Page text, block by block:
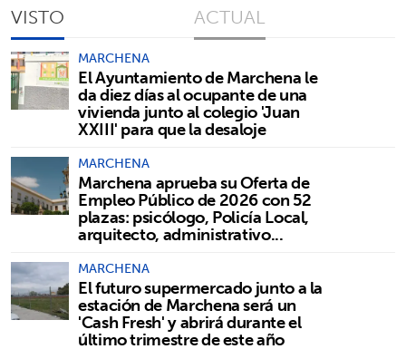
VISTO ACTUAL
MARCHENA
El Ayuntamiento de Marchena le
da diez días al ocupante de una
vivienda junto al colegio 'Juan
XXIII' para que la desaloje
MARCHENA
Marchena aprueba su Oferta de
Empleo Público de 2026 con 52
plazas: psicólogo, Policía Local,
arquitecto, administrativo...
MARCHENA
El futuro supermercado junto a la
estación de Marchena será un
'Cash Fresh' y abrirá durante el
último trimestre de este año